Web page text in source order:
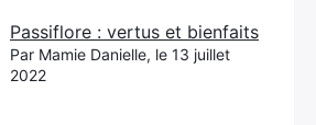
Passiflore : vertus et bienfaits
Par Mamie Danielle, le 13 juillet
2022